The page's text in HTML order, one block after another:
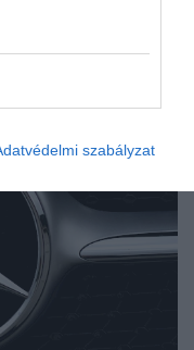
szabályzat